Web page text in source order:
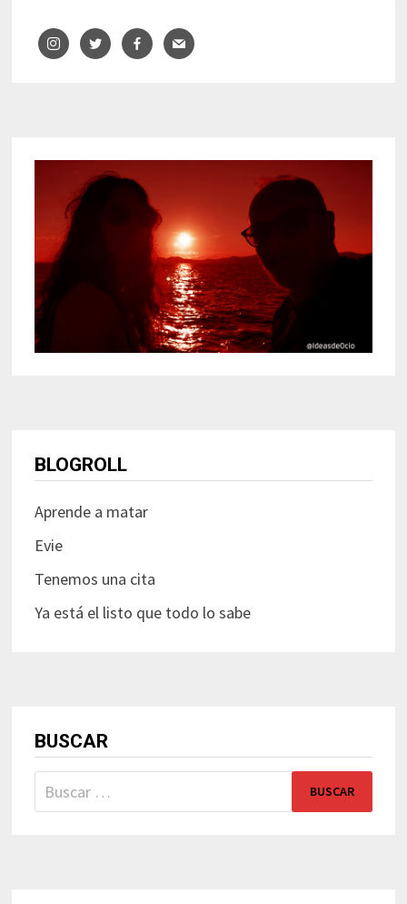
BLOGROLL
Aprende a matar
Evie
Tenemos una cita
Ya está el listo que todo lo sabe
BUSCAR
Buscar: